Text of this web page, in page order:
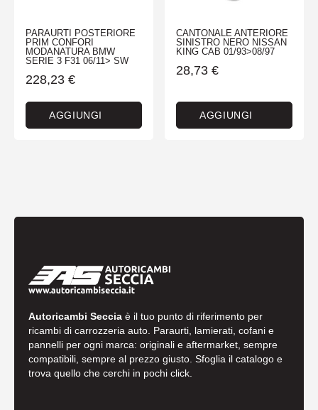
PARAURTI POSTERIORE
PRIM CONFORI
MODANATURA BMW
SERIE 3 F31 06/11> SW
228,23 €
AGGIUNGI
CANTONALE ANTERIORE
SINISTRO NERO NISSAN
KING CAB 01/93>08/97
28,73 €
AGGIUNGI
Autoricambi Seccia è il tuo punto di riferimento per
ricambi di carrozzeria auto. Paraurti, lamierati, cofani e
pannelli per ogni marca: originali e aftermarket, sempre
compatibili, sempre al prezzo giusto. Sfoglia il catalogo e
trova quello che cerchi in pochi click.